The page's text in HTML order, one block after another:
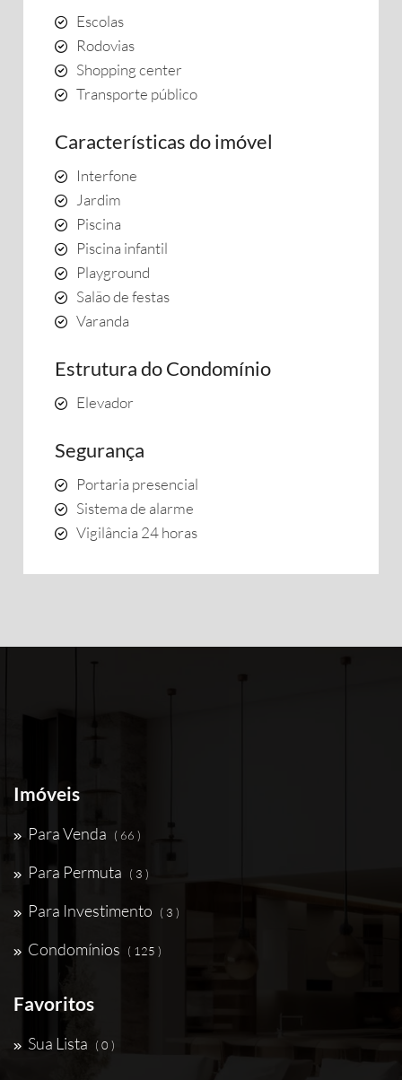
Escolas
Rodovias
Shopping center
Transporte público
Características do imóvel
Interfone
Jardim
Piscina
Piscina infantil
Playground
Salão de festas
Varanda
Estrutura do Condomínio
Elevador
Segurança
Portaria presencial
Sistema de alarme
Vigilância 24 horas
Imóveis
Para Venda ( 66 )
Para Permuta ( 3 )
Para Investimento ( 3 )
Condomínios ( 125 )
Favoritos
Sua Lista ( 0 )